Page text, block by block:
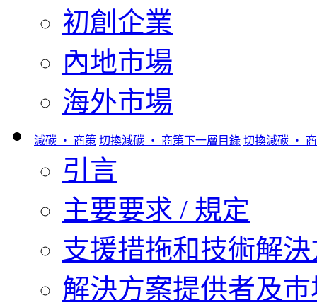
初創企業
內地市場
海外市場
減碳 ‧ 商策 切換減碳 ‧ 商策下一層目錄 切換減碳 ‧
引言
主要要求 / 規定
支援措拖和技術解
解決方案提供者及